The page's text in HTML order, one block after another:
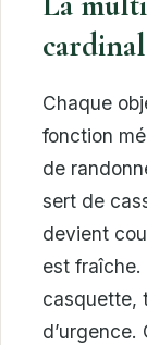
cardinal
Chaque
fonction
de
sert de
devient
est
casquette,